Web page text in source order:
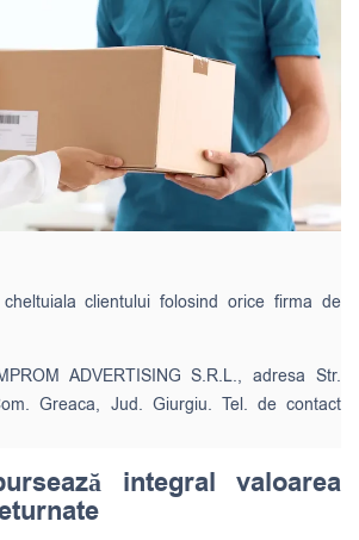
clientului folosind orice firma de
ADVERTISING S.R.L., adresa Str.
Greaca, Jud. Giurgiu. Tel. de contact
integral valoarea